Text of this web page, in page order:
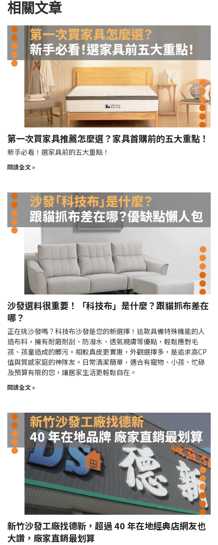
相關文章
第一次買家具推薦怎麼選？家具首購前的五大重點！
新手必看！選家具前的五大重點！
閱讀全文 »
沙發選料很重要！「科技布」是什麼？跟貓抓布差在
哪？
正在挑沙發嗎？科技布沙發是您的新選擇！這款具備特殊機能的人
造布料，擁有耐磨耐刮、防潑水、透氣親膚等優點，輕鬆應對毛
孩、孩童造成的髒污。相較真皮更實惠，外觀選擇多，是追求高CP
值與質感家庭的神隊友。日常清潔簡單，適合有寵物、小孩、忙碌
及預算有限的您，讓居家生活更輕鬆自在。
閱讀全文 »
新竹沙發工廠找德新，超過 40 年在地經典店網友也
大讚，廠家直銷最划算